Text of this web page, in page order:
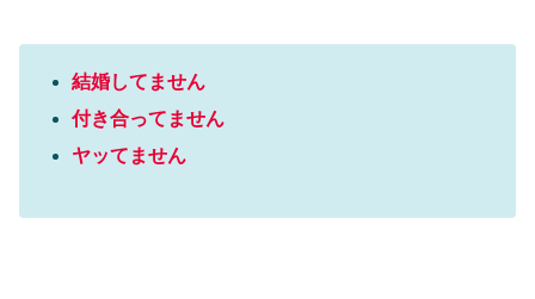
結婚してません
付き合ってません
ヤッてません